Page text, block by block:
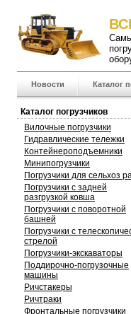
Новости Каталог
Каталог погрузчиков
Вилочные погрузчики
Гидравлические тележки
Контейнероподъемники
Минипогрузчики
Погрузчики для сельхоз
Погрузчики с задней
разгрузкой ковша
Погрузчики с поворотной
башней
Погрузчики с
стрелой
Погрузчики-экскаваторы
Поддирочно-погрузочные
машины
Ричстакеры
Ричтраки
Фронтальные погрузчики